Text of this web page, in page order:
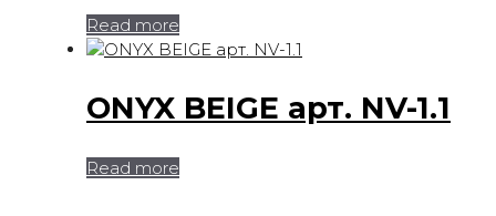
Read more
ONYX BEIGE арт. NV-1.1
Read more